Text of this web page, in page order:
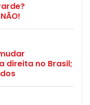
direita no Brasil;